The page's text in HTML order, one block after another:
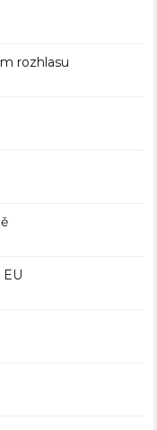
rozhlasu